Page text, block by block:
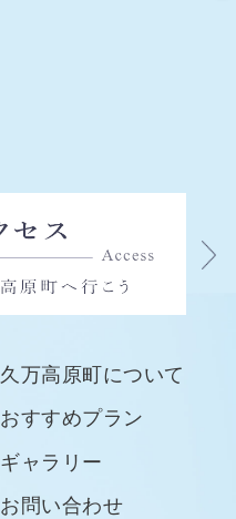
久万高原町について
おすすめプラン
ギャラリー
お問い合わせ